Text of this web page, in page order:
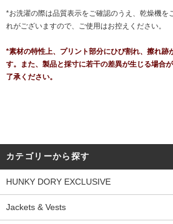
*お洗濯の際は品質表示をご確認のうえ、乾燥機を
れがございますので、ご使用はお控えください。
*素材の特性上、プリント部分にひび割れ、擦れ跡
す。また、製品と採寸に若干の差異が生じる場合
了承ください。
カテゴリーから探す
HUNKY DORY EXCLUSIVE
Jackets & Vests